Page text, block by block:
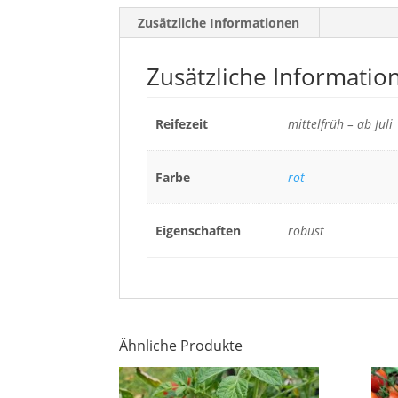
Zusätzliche Informationen
Zusätzliche
Reifezeit mittelfrüh – ab Juli
Farbe rot
Eigenschaften robust
Ähnliche Produkte